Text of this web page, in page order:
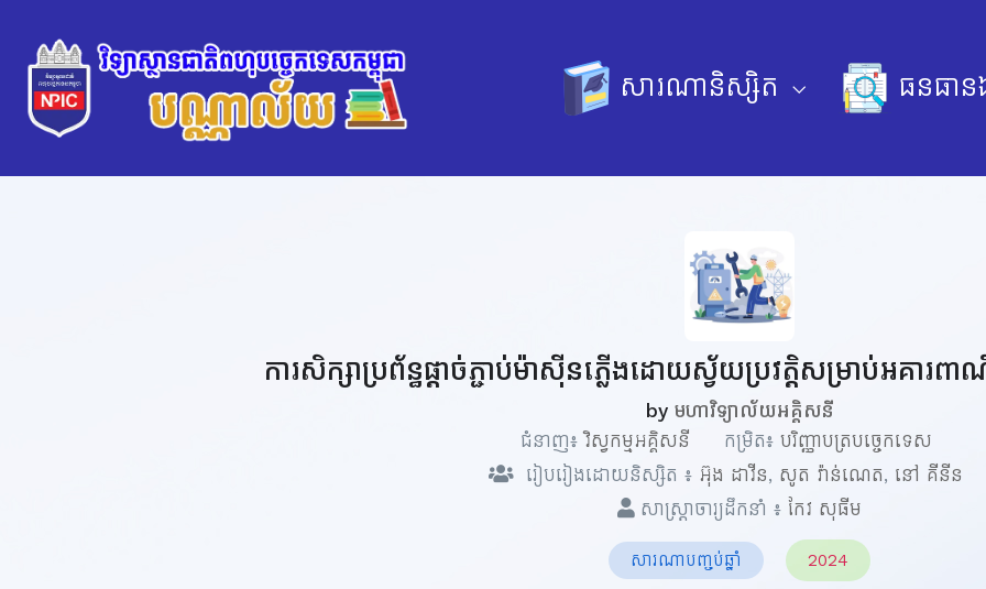
សារណានិស្សិត ធនធាន
ការសិក្សាប្រព័ន្ធផ្តាច់ភ្ជាប់ម៉ាស៊ីនភ្លើងដោយស្វ័យប្រវត្តិសម្រាប់អគារព
by មហាវិទ្យាល័យអគ្គិសនី
ជំនាញ៖វិស្វកម្មអគ្គិសនី កម្រិត៖ បរិញ្ញាបត្របច្ចេកទេស
រៀបរៀងដោយនិស្សិត ៖ អ៊ុង ដាវីន, សូត វ៉ាន់ណេត, នៅ គីនីន
សាស្ត្រាចារ្យដឹកនាំ ៖ កែវ សុធីម
សារណាបញ្ចប់ឆ្នាំ 2024